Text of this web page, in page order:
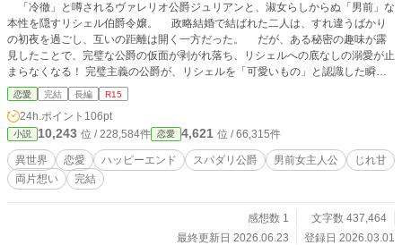
「冷徹」と噂されるヴァレリオ公爵ジュリアンと、淑女らしからぬ「男前」な
本性を隠すリシェル伯爵令嬢。 政略結婚で結ばれた二人は、すれ違うばかり
の初夜を過ごし、互いの距離は開く一方だった。 だが、ある秘密の趣味が露
見したことで、完璧な公爵の仮面が剥がれ落ち、リシェルへの底なしの溺愛が止
まらなくなる！ 完璧主義の公爵が、リシェルを「可愛いもの」と認識した瞬間
から、公爵邸は甘く蕩けるような空気に包まれる。 一方、執拗な嫌がらせを
繰り返す邪魔な存在、シャルロッテの出現。 しかし、ジュリアンは「俺の可
愛い妻を傷つける者は、決して許さない」と、その絶対的な愛と庇護で全てを排
除。 そして、リシェルの長年のコンプレックスだった「男前」な本性も、ジ
ュリアンの愛によって全て肯定され、真の幸福を掴む。 完璧公爵の強すぎる
愛で、政略結婚から始まる「愛され新婚生活」は、予想もしない甘さで満たされ
ていく——。 ※以前投稿したものの修正版です。 読みやすさを重視していま
て完結となります。最後までお付き合いいただき、ありがとうございました！
恋愛 完結 長編 R15
24h.ポイント 106pt
小説 10,243 位 / 228,584件 恋愛 4,621 位 / 66,315件
異世界 恋愛 ハッピーエンド スパダリ公爵 男前女主人公
じれ甘
両片想い
完結
感想数 1
文字数 437,464
最終更新日 2026.06.23
登録日 2026.03.01